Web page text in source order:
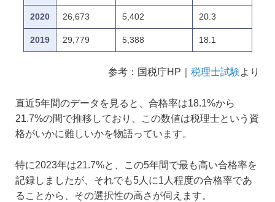
2020 26,673 5,402 20.3
2019 29,779 5,388 18.1
参考：国税庁HP｜ 税理士試験より
直近5年間のデータを見ると、合格率は18.1%から
21.7%の間で推移しており、この数値は税理士という資
格がいかに難しいかを物語っています。
特に2023年は21.7%と、この5年間で最も高い合格率を
記録しましたが、それでも5人に1人程度の合格率であ
ることから、その選択性の高さが伺えます。